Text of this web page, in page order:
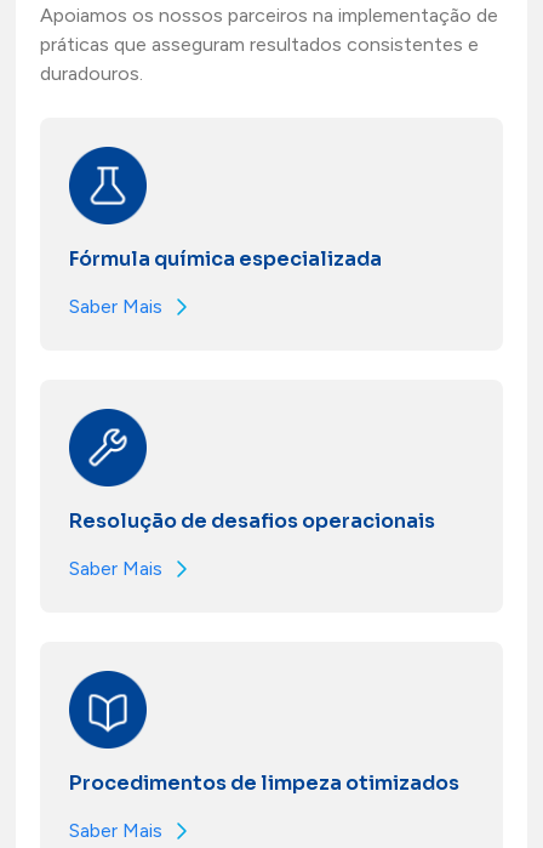
Apoiamos os nossos parceiros na implementação de
práticas que asseguram resultados consistentes e
duradouros.
Fórmula química especializada
Saber Mais
Resolução de desafios operacionais
Saber Mais
Procedimentos de limpeza otimizados
Saber Mais